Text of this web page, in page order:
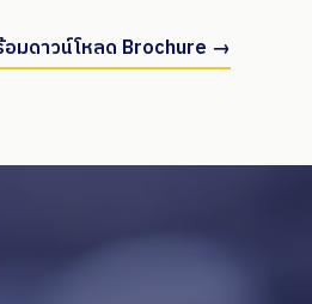
มดาวน์โหลด Brochure →